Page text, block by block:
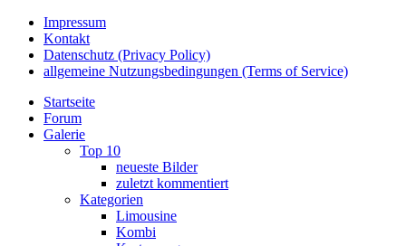
Impressum
Kontakt
Datenschutz (Privacy Policy)
allgemeine Nutzungsbedingungen (Terms of Service)
Startseite
Forum
Galerie
Top 10
neueste Bilder
zuletzt kommentiert
Kategorien
Limousine
Kombi